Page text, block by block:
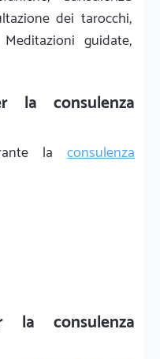
dei tarocchi,
guidate,
la consulenza
la consulenza
la consulenza